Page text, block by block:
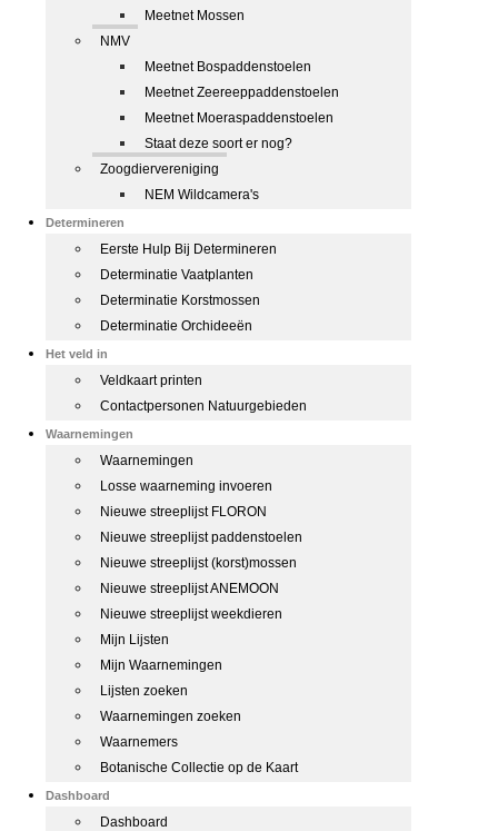
Meetnet Mossen
NMV
Meetnet Bospaddenstoelen
Meetnet Zeereeppaddenstoelen
Meetnet Moeraspaddenstoelen
Staat deze soort er nog?
Zoogdiervereniging
NEM Wildcamera's
Determineren
Eerste Hulp Bij Determineren
Determinatie Vaatplanten
Determinatie Korstmossen
Determinatie Orchideeën
Het veld in
Veldkaart printen
Contactpersonen Natuurgebieden
Waarnemingen
Waarnemingen
Losse waarneming invoeren
Nieuwe streeplijst FLORON
Nieuwe streeplijst paddenstoelen
Nieuwe streeplijst (korst)mossen
Nieuwe streeplijst ANEMOON
Nieuwe streeplijst weekdieren
Mijn Lijsten
Mijn Waarnemingen
Lijsten zoeken
Waarnemingen zoeken
Waarnemers
Botanische Collectie op de Kaart
Dashboard
Dashboard